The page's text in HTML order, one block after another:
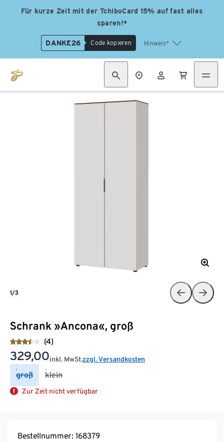
Für kurze Zeit mit der TchiboCard 15% auf fast alles
sparen!*
DANKE26 Code kopieren Hinweis*
Schrank »Ancona«, groß
(4)
329,00inkl. MwSt.zzgl. Versandkosten
groß klein
Zur Zeit nicht verfügbar
1/3
Bestellnummer: 168379